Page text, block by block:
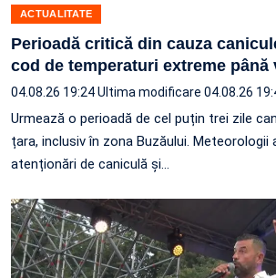
ACTUALITATE
Perioadă critică din cauza
cod de temperaturi extreme până
04.08.26 19:24Ultima modificare 04.08.26
Urmează o perioadă de cel puțin trei zile
țara, inclusiv în zona Buzăului. Meteorologii
atenționări de caniculă și…